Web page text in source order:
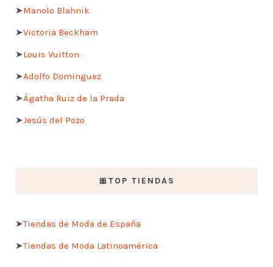
➤Manolo Blahnik
➤Victoria Beckham
➤Louis Vuitton
➤Adolfo Dominguez
➤Ágatha Ruiz de la Prada
➤Jesús del Pozo
🎀TOP TIENDAS
➤Tiendas de Moda de España
➤Tiendas de Moda Latinoamérica